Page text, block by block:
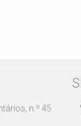
n.º 45